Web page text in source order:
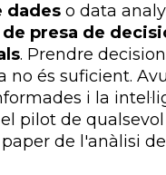
dades o data
presa de
. Prendre
no és suficient.
i la
pilot de
de l'anàlisi